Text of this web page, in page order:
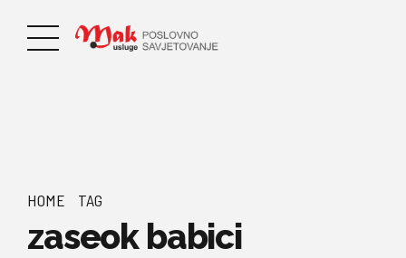
HOME TAG
zaseok babici